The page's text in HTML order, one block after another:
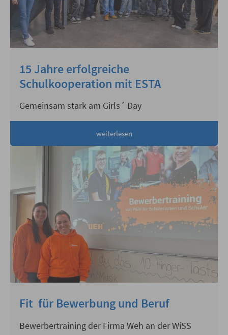
15 Jahre erfolgreiche
Schulkooperation mit ESTA
Gemeinsam stark am Girls´ Day
weiterlesen
Fit für Bewerbung und Beruf
Bewerbertraining der Firma Weh an der WiSS